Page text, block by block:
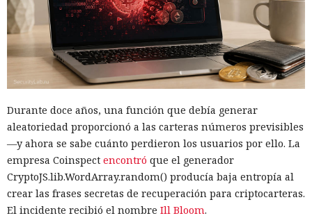
representados como personajes masculinos. La excepción
fueron los gatos, los patos y las aves, entre los cuales las
imágenes femeninas aparecían algo más a menudo.
Un sesgo especialmente fuerte se observó en las ranas y los
personaje con el pronombre 'él' superaba el 90%.
Un experimento adicional con la participación de 1.300
personas dio un resultado aún más marcado. Se pidió a los
voluntarios que continuaran una historia corta sobre un
animal parlante. En todos los casos examinados, los
participantes eligieron con mayor frecuencia para el
Durante doce años, una función que debía generar
aleatoriedad proporcionó a las carteras números previsibles
—y ahora se sabe cuánto perdieron los usuarios por ello. La
empresa Coinspect encontró que el generador
CryptoJS.lib.WordArray.random() producía baja entropía al
crear las frases secretas de recuperación para criptocarteras.
El incidente recibió el nombre Ill Bloom.